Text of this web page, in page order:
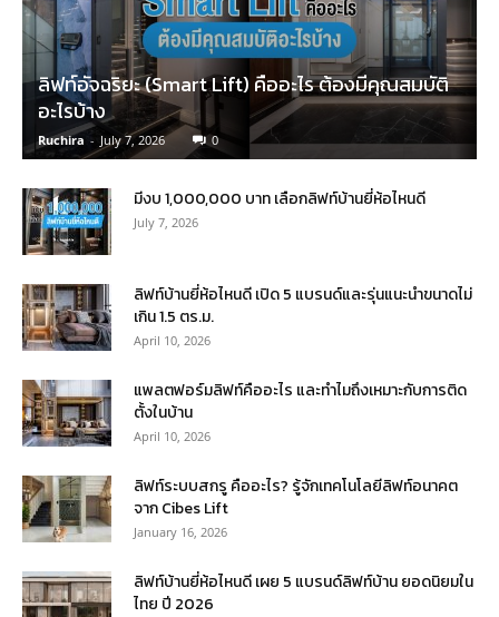
ลิฟท์อัจฉริยะ (Smart Lift) คืออะไร ต้องมีคุณสมบัติ
อะไรบ้าง
Ruchira - July 7, 2026 0
มีงบ 1,000,000 บาท เลือกลิฟท์บ้านยี่ห้อไหนดี
July 7, 2026
ลิฟท์บ้านยี่ห้อไหนดี เปิด 5 แบรนด์และรุ่นแนะนำขนาดไม่
เกิน 1.5 ตร.ม.
April 10, 2026
แพลตฟอร์มลิฟท์คืออะไร และทำไมถึงเหมาะกับการติด
ตั้งในบ้าน
April 10, 2026
ลิฟท์ระบบสกรู คืออะไร? รู้จักเทคโนโลยีลิฟท์อนาคต
จาก Cibes Lift
January 16, 2026
ลิฟท์บ้านยี่ห้อไหนดี เผย 5 แบรนด์ลิฟท์บ้าน ยอดนิยมใน
ไทย ปี 2026